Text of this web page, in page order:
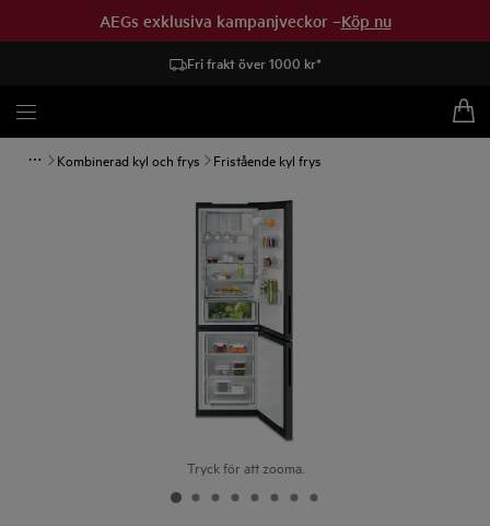
AEGs exklusiva kampanjveckor –Köp nu
Fri frakt över 1000 kr*
Kombinerad kyl och frys Fristående kyl frys
Tryck för att zooma.